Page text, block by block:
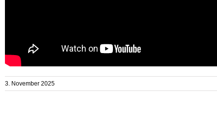
3. November 2025